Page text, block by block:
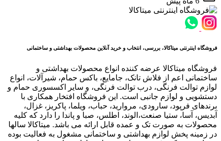
فروشگاه اینترنتی میتاکالا، بررسی، انتخاب و خرید آنلاین محصولات بهداشتی و ساختمانی
فروشگاه میتاکالا عرضه کننده انواع محصولات بهداشتی و
ساختمانی اعم از فلاش تانک، جامایع، باکس حمام، شیرآلات، انواع
لوازم توالت فرنگی، درب توالت فرنگی، و سایر اکسسوری حمام و
دستشویی و لوازم جانبی است. این فروشگاه افتخار همکاری با
برندهای فرپود، سارودی، مروارید، حباب، ویلما، پاکریز، غزال،
آبدیس، آسا، ستیا صنعت،الوند، اطلس، صبا و پاندا را دارد که کلیه
محصولات به صورت تک و عمده قابل ارائه می باشد. میتاکالا سالها
در زمینه پخش لوازم بهداشتی و ساختمانی مشغول به فعالیت بوده